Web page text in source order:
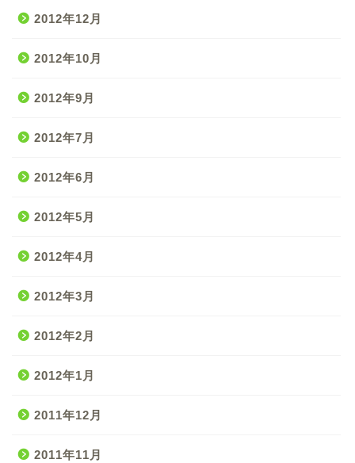
2012年12月
2012年10月
2012年9月
2012年7月
2012年6月
2012年5月
2012年4月
2012年3月
2012年2月
2012年1月
2011年12月
2011年11月